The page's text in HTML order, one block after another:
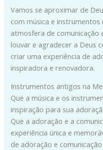
Vamos se aproximar de
com música e instrumentos
atmosfera de comunicação
louvar e agradecer a Deus
criar uma experiência de
inspiradora e renovadora.
Instrumentos antigos na
Que a música e os
inspiração para sua
Que a adoração e a
experiência única e
de adoração e